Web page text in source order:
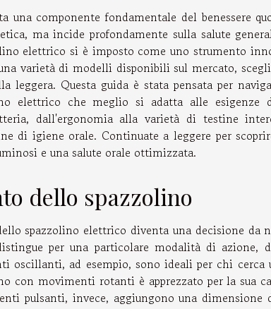
una componente fondamentale del benessere
ma incide profondamente sulla salute
elettrico si è imposto come uno strumento
varietà di modelli disponibili sul mercato,
leggera. Questa guida è stata pensata per
elettrico che meglio si adatta alle esigenze
dall'ergonomia alla varietà di testine
di igiene orale. Continuate a leggere per
e una salute orale ottimizzata.
dello spazzolino
spazzolino elettrico diventa una decisione da
per una particolare modalità di azione,
oscillanti, ad esempio, sono ideali per chi cerca
con movimenti rotanti è apprezzato per la sua
pulsanti, invece, aggiungono una